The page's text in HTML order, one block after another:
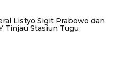
Listyo Sigit Prabowo dan
Tinjau Stasiun Tugu